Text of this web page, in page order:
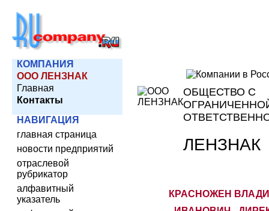
КОМПАНИЯ
ООО ЛЕНЗНАК
Главная
Контакты
НАВИГАЦИЯ
главная страница
новости предприятий
отраслевой
рубрикатор
алфавитный
указатель
ОБЩЕСТВО С
ЛЕНЗНАК
КРАСНОЖЕН